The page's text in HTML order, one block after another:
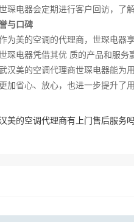
琛电器会定期进行客户回访，了
与口碑
为美的空调的代理商，世琛电器
琛电器凭借其优 质的产品和服务
汉美的空调代理商世琛电器能为
加省心、放心，也进一步提升了
美的空调代理商有上门售后服务